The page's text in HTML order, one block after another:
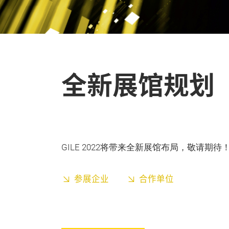
全新展馆规划
GILE 2022将带来全新展馆布局，敬请期待
参展企业 合作单位